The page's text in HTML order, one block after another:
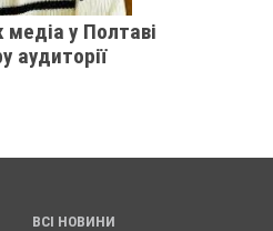
у Полтаві
аудиторії
ВСІ НОВИНИ